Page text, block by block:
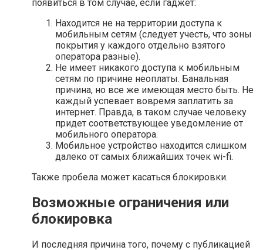
появиться в том случае, если гаджет:
Находится не на территории доступа к
мобильным сетям (следует учесть, что зоны
покрытия у каждого отдельно взятого
оператора разные).
Не имеет никакого доступа к мобильным
сетям по причине неоплаты. Банальная
причина, но все же имеющая место быть. Не
каждый успевает вовремя заплатить за
интернет. Правда, в таком случае человеку
придет соответствующее уведомление от
мобильного оператора.
Мобильное устройство находится слишком
далеко от самых ближайших точек wi-fi.
Также пробела может касаться блокировки.
Возможные ограничения или
блокировка
И последняя причина того, почему с публикацией